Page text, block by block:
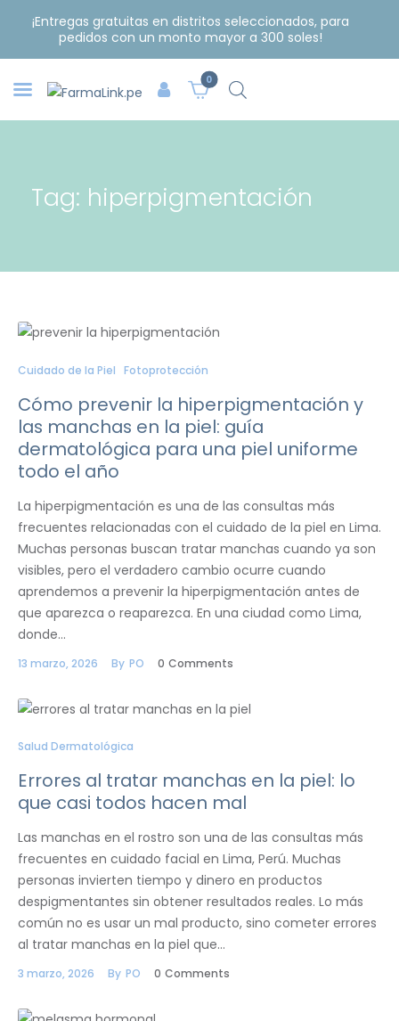
¡Entregas gratuitas en distritos seleccionados, para
pedidos con un monto mayor a 300 soles!
0
Tag: hiperpigmentación
Cuidado de la Piel Fotoprotección
Cómo prevenir la hiperpigmentación y
las manchas en la piel: guía
dermatológica para una piel uniforme
todo el año
La hiperpigmentación es una de las consultas más
frecuentes relacionadas con el cuidado de la piel en Lima.
Muchas personas buscan tratar manchas cuando ya son
visibles, pero el verdadero cambio ocurre cuando
aprendemos a prevenir la hiperpigmentación antes de
que aparezca o reaparezca. En una ciudad como Lima,
donde…
13 marzo, 2026 By PO 0 Comments
Salud Dermatológica
Errores al tratar manchas en la piel: lo
que casi todos hacen mal
Las manchas en el rostro son una de las consultas más
frecuentes en cuidado facial en Lima, Perú. Muchas
personas invierten tiempo y dinero en productos
despigmentantes sin obtener resultados reales. Lo más
común no es usar un mal producto, sino cometer errores
al tratar manchas en la piel que…
3 marzo, 2026 By PO 0 Comments